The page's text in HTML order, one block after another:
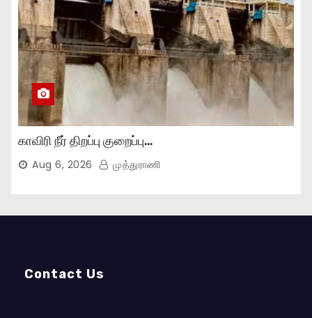
காவிரி நீர் திறப்பு குறைப்பு…
Aug 6, 2026 முத்துராணி
Contact Us